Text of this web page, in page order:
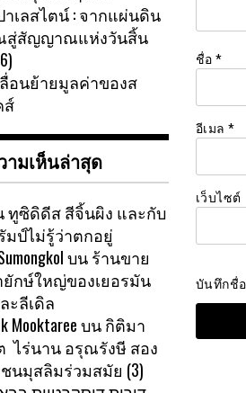
ชื่อ *
อีเมล *
เว็บไซต์
บันทึกชื่
าเลสไตน์ : จากแผ่นดิน
สู่สัญญาณแห่งวันสิ้น
อนย้ายมูลค่าของส
ส์
ามเห็นล่าสุด
ทูซิดิดีส สีจิ้นผิง และกับ
ป์ไม่รู้ว่าตกอยู่
บนร้านขาย
กษ์ใหญ่ของเยอรมัน
ะลีเดิล
Mooktareeบนกิติมา
ไร่นาน อรุณรังษี สอง
นมุสลิมร่วมสมัย (3)